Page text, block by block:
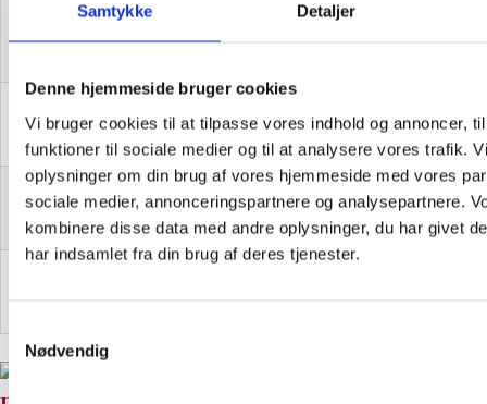
Samtykke Detaljer
Denne hjemmeside bruger cookies
Vi bruger cookies til at tilpasse vores indhold og annoncer,
funktioner til sociale medier og til at analysere vores trafik.
oplysninger om din brug af vores hjemmeside med vores
sociale medier, annonceringspartnere og analysepartnere.
kombinere disse data med andre oplysninger, du har givet
har indsamlet fra din brug af deres tjenester.
Nødvendig
Torsdag d. 29. oktober
Tolstrup kirke, 8751
Søndag d. 7. februar
2027
Jakobskirken, 4000
Roskilde